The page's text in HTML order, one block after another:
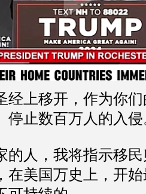
经上移开，作为你
停止数百万人的入
的人，我将指示移
在美国万史上，开